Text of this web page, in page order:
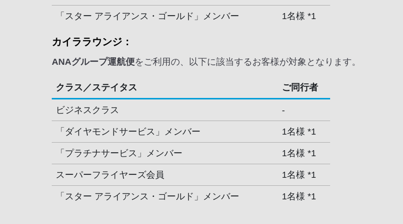
「スター アライアンス・ゴールド」メンバー 1名様 *1
カイララウンジ：
ANAグループ運航便をご利用の、以下に該当するお客様が対象となります。
クラス／ステイタス ご同行者
ビジネスクラス -
「ダイヤモンドサービス」メンバー 1名様 *1
「プラチナサービス」メンバー 1名様 *1
スーパーフライヤーズ会員 1名様 *1
「スター アライアンス・ゴールド」メンバー 1名様 *1